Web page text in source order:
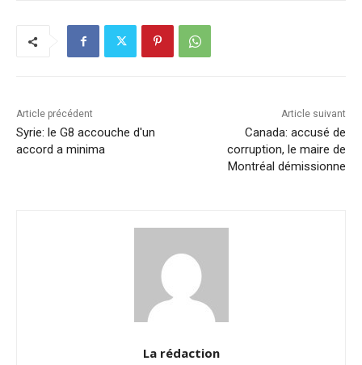
k
dI
n
A
p
Li
n
Article précédent
Syrie: le G8 accouche d'un
accord a minima
Article suivant
Canada: accusé de
corruption, le maire de
Montréal démissionne
La rédaction